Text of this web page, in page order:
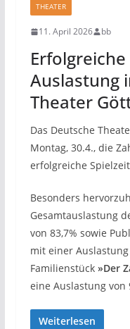
THEATER
11. April 2026 bb
Auslastung
Theater
Das Deutsche
Montag, 30.4., die
erfolgreiche
Besonders
Gesamtauslastung
von 83,7% sowie
mit einer
Familienstück »Der
eine Auslastung von
Weiterlesen